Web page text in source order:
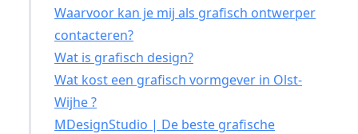
Waarvoor kan je mij als grafisch ontwerper
contacteren?
Wat is grafisch design?
Wat kost een grafisch vormgever in Olst-
Wijhe ?
MDesignStudio | De beste grafische